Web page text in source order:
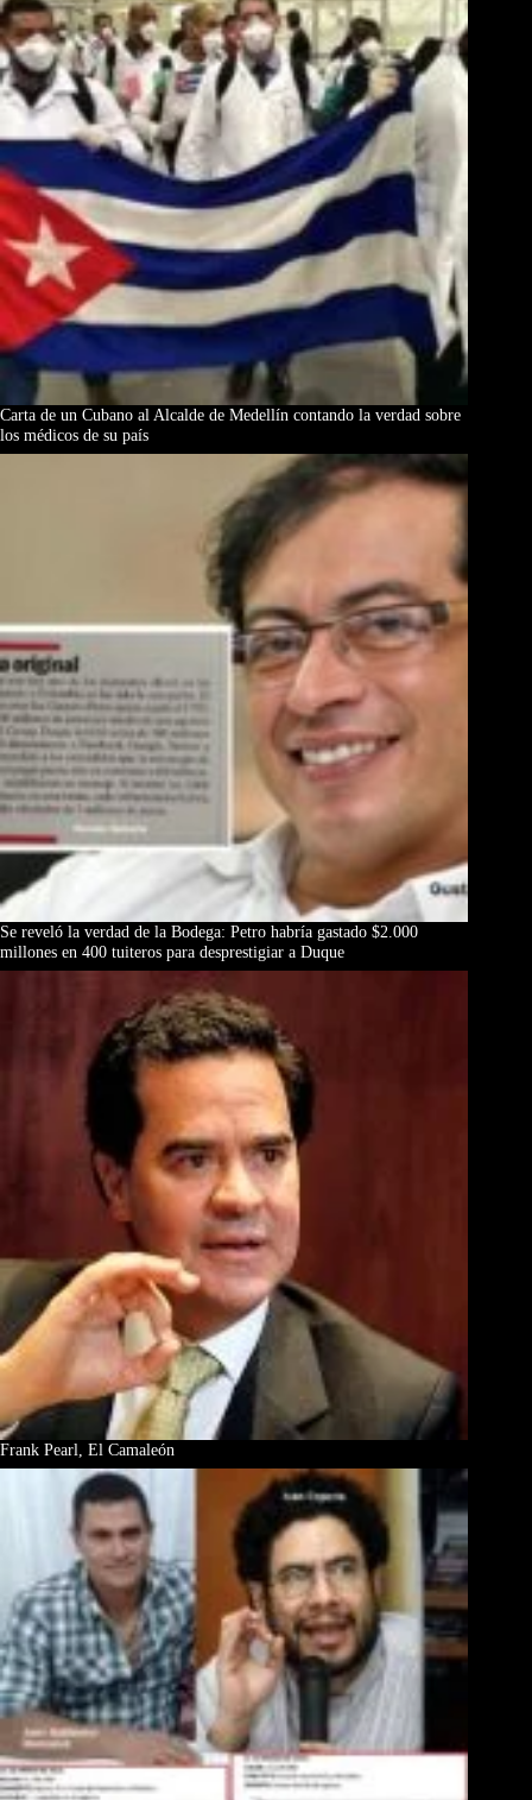
Carta de un Cubano al Alcalde de Medellín contando la verdad sobre
los médicos de su país
Se reveló la verdad de la Bodega: Petro habría gastado $2.000
millones en 400 tuiteros para desprestigiar a Duque
Frank Pearl, El Camaleón